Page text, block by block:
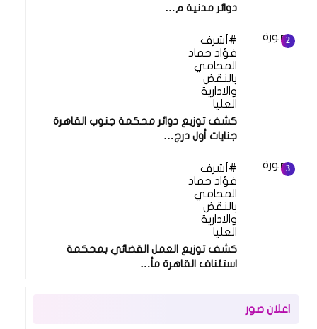
دوائر مدنية م…
أشرف
فؤاد حماد
المحامي
بالنقض
والادارية
العليا
كشف توزيع دوائر محكمة جنوب القاهرة
جنايات أول درج…
أشرف
فؤاد حماد
المحامي
بالنقض
والادارية
العليا
كشف توزيع العمل القضائي بمحكمة
استئناف القاهرة مأ…
اعلان صور